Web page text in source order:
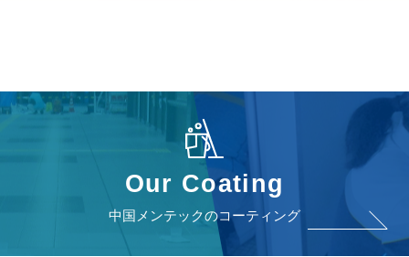
Our Coating
中国メンテックのコーティング